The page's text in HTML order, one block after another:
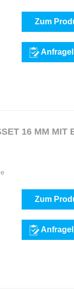
Zum
16 MM MIT
Zum